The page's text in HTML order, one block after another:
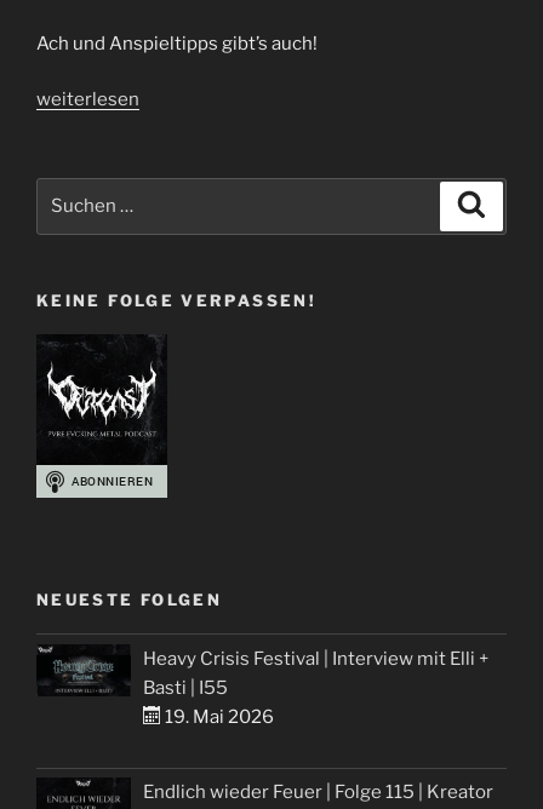
Ach und Anspieltipps gibt’s auch!
„Folge
Von
Schädeln
–
Metal
Album
Cover
Best-
weiterlesen
KEINE FOLGE VERPASSEN!
NEUESTE FOLGEN
Heavy Crisis Festival | Interview mit Elli +
Basti | I55
19. Mai 2026
Endlich wieder Feuer | Folge 115 | Kreator